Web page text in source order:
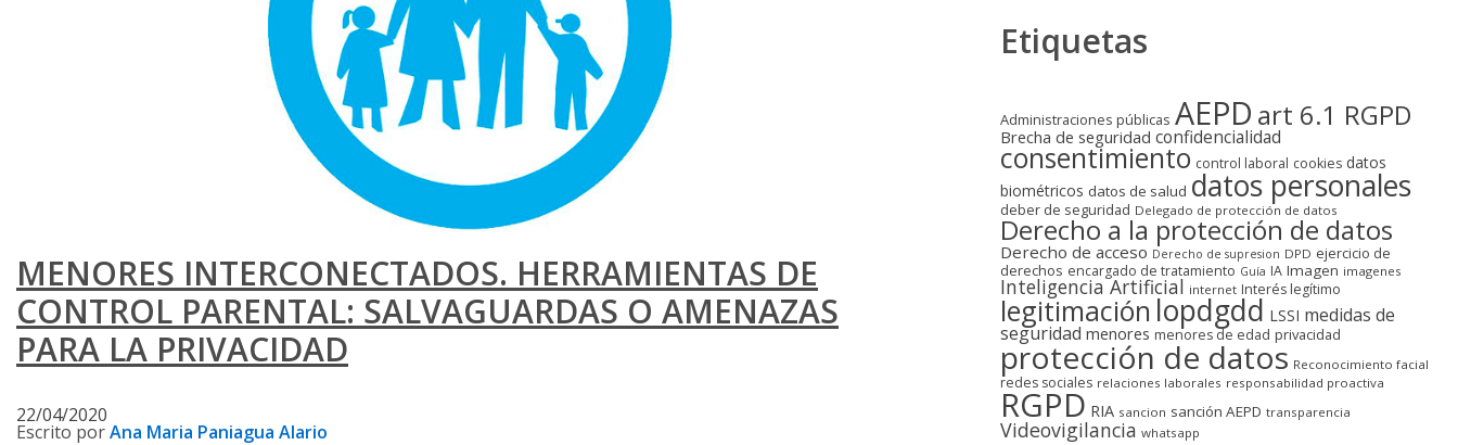
MENORES INTERCONECTADOS. HERRAMIENTAS DE
CONTROL PARENTAL: SALVAGUARDAS O AMENAZAS
PARA LA PRIVACIDAD
22/04/2020
Escrito porAna Maria Paniagua Alario
Etiquetas
Administraciones públicas AEPD art 6.1 RGPD
Brecha de seguridad confidencialidad
consentimiento control laboral cookies datos
biométricos datos de salud datos personales
deber de seguridad Delegado de protección de datos
Derecho a la protección de datos
Derecho de acceso Derecho de supresion DPD ejercicio de
derechos encargado de tratamiento Guía IA Imagen imagenes
Inteligencia Artificial internet Interés legítimo
legitimación lopdgdd LSSI medidas de
seguridad menores menores de edad privacidad
protección de datos Reconocimiento facial
redes sociales relaciones laborales responsabilidad proactiva
RGPD RIA sancion sanción AEPD transparencia
Videovigilancia whatsapp